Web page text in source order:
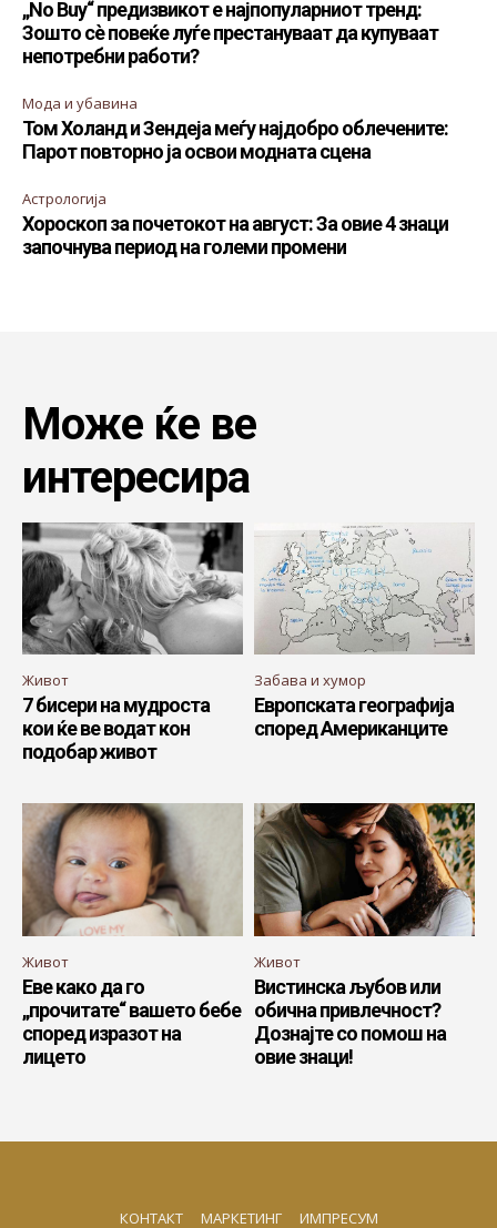
„No Buy“ предизвикот е најпопуларниот тренд:
Зошто сè повеќе луѓе престануваат да купуваат
непотребни работи?
Мода и убавина
Том Холанд и Зендеја меѓу најдобро облечените:
Парот повторно ја освои модната сцена
Астрологија
Хороскоп за почетокот на август: За овие 4 знаци
започнува период на големи промени
Може ќе ве
интересира
Живот
7 бисери на мудроста
кои ќе ве водат кон
подобар живот
Забава и хумор
Европската географија
според Американците
Живот
Еве како да го
„прочитате“ вашето бебе
според изразот на
лицето
Живот
Вистинска љубов или
обична привлечност?
Дознајте со помош на
овие знаци!
КОНТАКТ МАРКЕТИНГ ИМПРЕСУМ